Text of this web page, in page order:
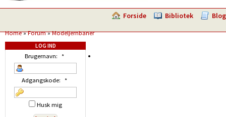
Forside Bibliotek Blog
Home»Forum»Modeljernbaner
LOG IND
Brugernavn: *
Adgangskode: *
Husk mig